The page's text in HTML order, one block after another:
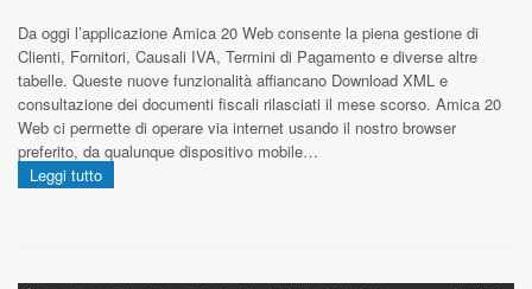
Da oggi l’applicazione Amica 20 Web consente la piena gestione di
Clienti, Fornitori, Causali IVA, Termini di Pagamento e diverse altre
tabelle. Queste nuove funzionalità affiancano Download XML e
consultazione dei documenti fiscali rilasciati il mese scorso. Amica 20
Web ci permette di operare via internet usando il nostro browser
preferito, da qualunque dispositivo mobile…
Leggi tutto